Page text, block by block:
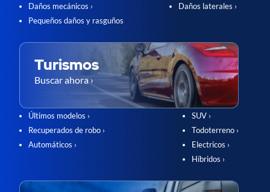
Daños mecánicos ›
Pequeños daños y rasguños
Daños laterales ›
Turismos
Buscar ahora ›
Últimos modelos ›
Recuperados de robo ›
Automáticos ›
SUV ›
Todoterreno ›
Electricos ›
Híbridos ›